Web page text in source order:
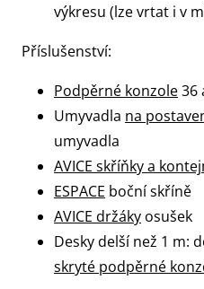
výkresu (lze vrtat i v
Příslušenství:
Podpěrné konzole36
Umyvadla na
umyvadla
AVICE skříňky a
ESPACE boční skříně
AVICE držáky osušek
Desky delší než 1 m:
skryté podpěrné